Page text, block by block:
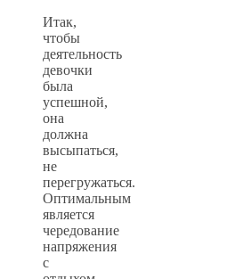
Итак,
чтобы
деятельность
девочки
была
успешной,
она
должна
высыпаться,
не
перегружаться.
Оптимальным
является
чередование
напряжения
с